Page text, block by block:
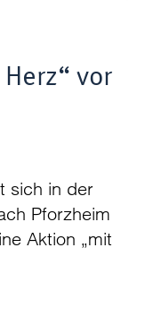
Herz“ vor
sich in der
Pforzheim
Aktion „mit